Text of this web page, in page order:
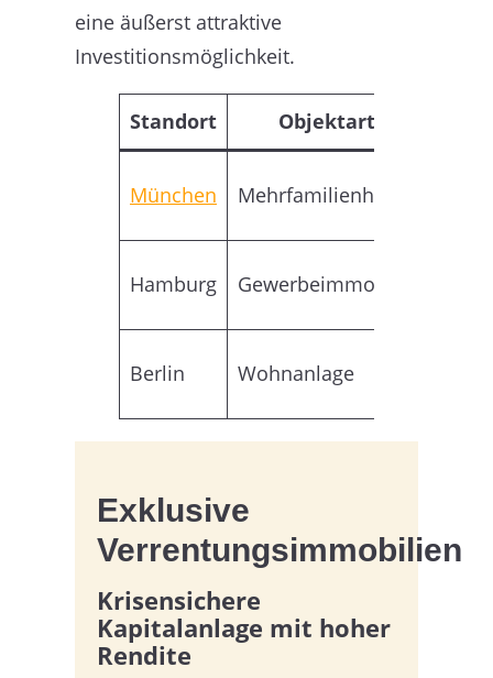
eine äußerst attraktive
Investitionsmöglichkeit.
Standort Objektart
München Mehrfamilienhaus
Hamburg Gewerbeimmobilie
Berlin Wohnanlage
Exklusive
Verrentungsimmobilien
Krisensichere
Kapitalanlage mit hoher
Rendite